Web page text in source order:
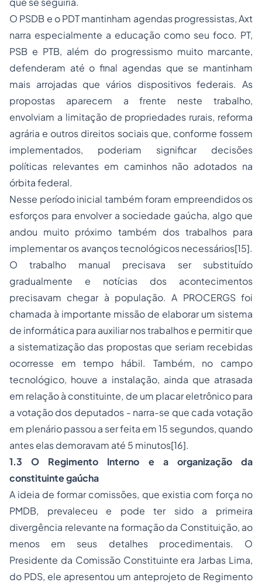
O PSDB e o PDT mantinham agendas progressistas, Axt
narra especialmente a educação como seu foco. PT,
PSB e PTB, além do progressismo muito marcante,
defenderam até o final agendas que se mantinham
mais arrojadas que vários dispositivos federais. As
propostas aparecem a frente neste trabalho,
envolviam a limitação de propriedades rurais, reforma
agrária e outros direitos sociais que, conforme fossem
implementados, poderiam significar decisões
políticas relevantes em caminhos não adotados na
órbita federal.
Nesse período inicial também foram empreendidos os
esforços para envolver a sociedade gaúcha, algo que
andou muito próximo também dos trabalhos para
implementar os avanços tecnológicos necessários[15].
O trabalho manual precisava ser substituído
gradualmente e notícias dos acontecimentos
precisavam chegar à população. A PROCERGS foi
chamada à importante missão de elaborar um sistema
de informática para auxiliar nos trabalhos e permitir que
a sistematização das propostas que seriam recebidas
ocorresse em tempo hábil. Também, no campo
tecnológico, houve a instalação, ainda que atrasada
em relação à constituinte, de um placar eletrônico para
a votação dos deputados - narra-se que cada votação
em plenário passou a ser feita em 15 segundos, quando
antes elas demoravam até 5 minutos[16].
1.3 O Regimento Interno e a organização da
constituinte gaúcha
A ideia de formar comissões, que existia com força no
PMDB, prevaleceu e pode ter sido a primeira
divergência relevante na formação da Constituição, ao
menos em seus detalhes procedimentais. O
Presidente da Comissão Constituinte era Jarbas Lima,
do PDS, ele apresentou um anteprojeto de Regimento